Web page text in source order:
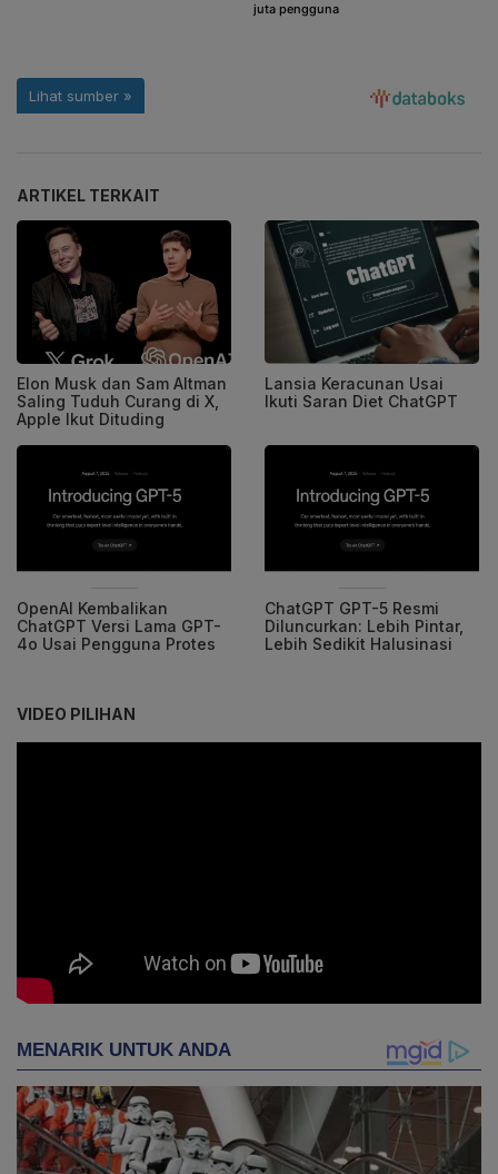
ARTIKEL TERKAIT
Elon Musk dan Sam Altman
Saling Tuduh Curang di X,
Apple Ikut Dituding
Lansia Keracunan Usai
Ikuti Saran Diet ChatGPT
OpenAI Kembalikan
ChatGPT Versi Lama GPT-
4o Usai Pengguna Protes
ChatGPT GPT-5 Resmi
Diluncurkan: Lebih Pintar,
Lebih Sedikit Halusinasi
VIDEO PILIHAN